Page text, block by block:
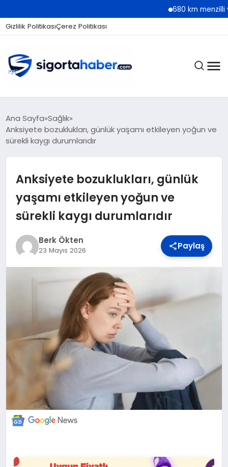
680 km menzilli yeni
Gizlilik PolitikasıÇerez Politikası
SIGORTA
BILIM VE TEKNOLOJI
KÜNYE
İLETIŞIM
Ana Sayfa Sağlık
Anksiyete bozuklukları, günlük yaşamı etkileyen yoğun ve
sürekli kaygı durumlarıdır
Anksiyete bozuklukları, günlük
yaşamı etkileyen yoğun ve
sürekli kaygı durumlarıdır
Berk Ökten
23 Mayıs 2026 Paylaş